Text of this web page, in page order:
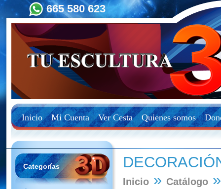
Inicio Mi Cuenta Ver Cesta Quienes somos
665 580 623
Categorías
Inicio » Catálogo